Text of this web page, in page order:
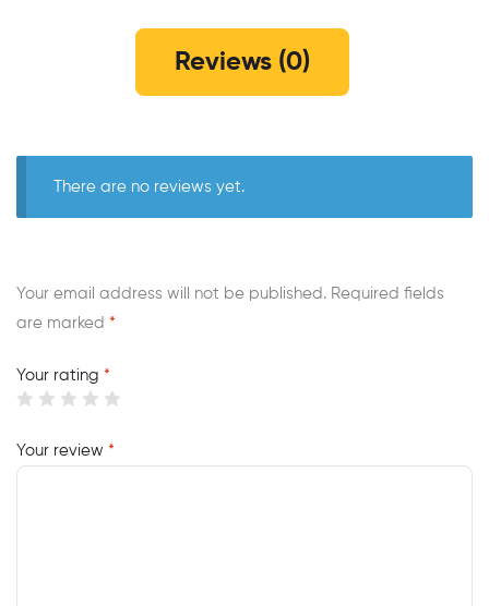
Reviews (0)
There are no reviews yet.
Your email address will not be published. Required fields
are marked *
Your rating *
Your review *